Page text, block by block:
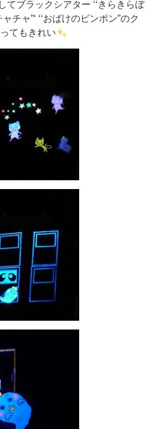
てブラックシアター ‘‘きらきらぼ
チャ”‘ ‘‘おばけのピンポン”のク
てもきれい